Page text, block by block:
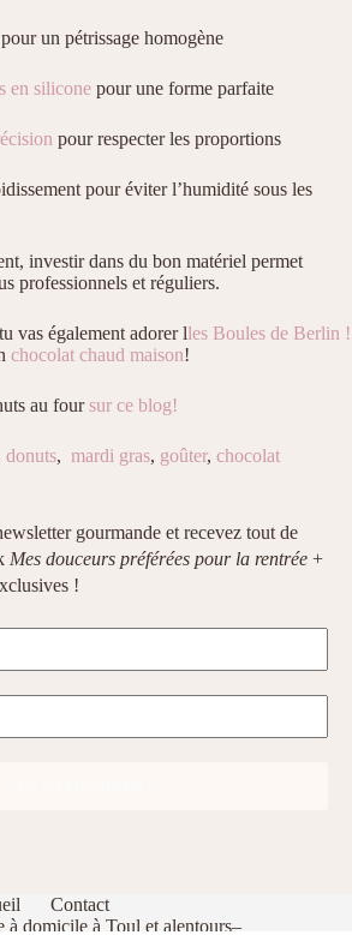
un pétrissage homogène
en silicone pour une forme parfaite
pour respecter les proportions
pour éviter l’humidité sous les
investir dans du bon matériel permet
professionnels et réguliers.
vas également adorer lles Boules de Berlin !
chocolat chaud maison!
au foursur ce blog!
donuts, mardi gras, goûter, chocolat
gourmande et recevez tout de
Mes douceurs préférées pour la rentrée +
!
Contact
à domicile à Toul et alentours–